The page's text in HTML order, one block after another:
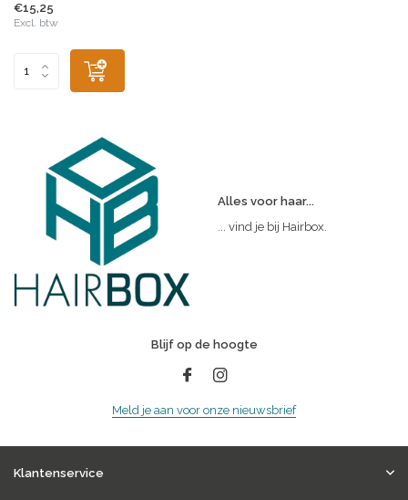
€15,25
Excl. btw
Alles voor haar...
... vind je bij Hairbox.
Blijf op de hoogte
Meld je aan voor onze nieuwsbrief
Klantenservice